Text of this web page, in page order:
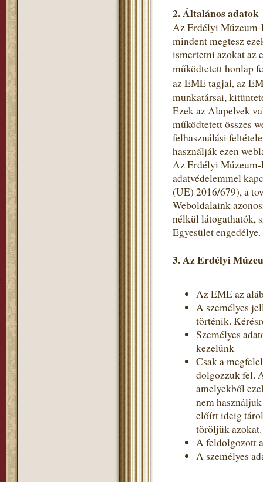
2. Általános adatok
Az Erdélyi Múzeum-
mindent megtesz
ismertetni azokat az
működtetett honlap
az EME tagjai, az
munkatársai,
Ezek az Alapelvek
működtetett összes
felhasználási
használják ezen
Az Erdélyi Múzeum-
adatvédelemmel
(UE) 2016/679), a
Weboldalaink
nélkül látogathatók,
Egyesület engedélye.
3. Az Erdélyi
Az EME az
A személyes
történik.
Személyes
kezelünk
Csak a
dolgozzuk fel.
amelyekből
nem
előírt ideig
töröljük azokat.
A feldolgozott
A személyes